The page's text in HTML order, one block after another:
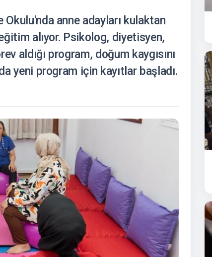
anne adayları kulaktan
alıyor. Psikolog, diyetisyen,
aldığı program, doğum kaygısını
yeni program için kayıtlar başladı.